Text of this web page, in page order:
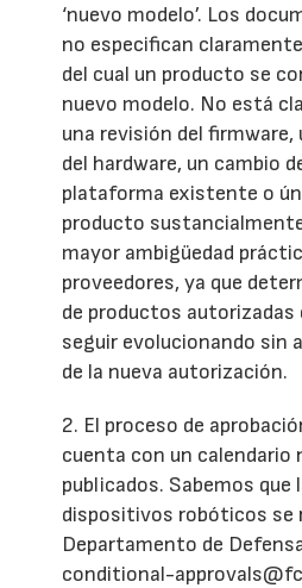
‘nuevo modelo’. Los
no especifican
del cual un producto se
nuevo modelo. No está
una revisión del
del hardware, un cambio
plataforma existente o
producto
mayor ambigüedad
proveedores, ya que
de productos
seguir evolucionando sin
de la nueva autorización.
2. El proceso de
cuenta con un calendario
publicados. Sabemos
dispositivos robóticos se
Departamento de
conditional-